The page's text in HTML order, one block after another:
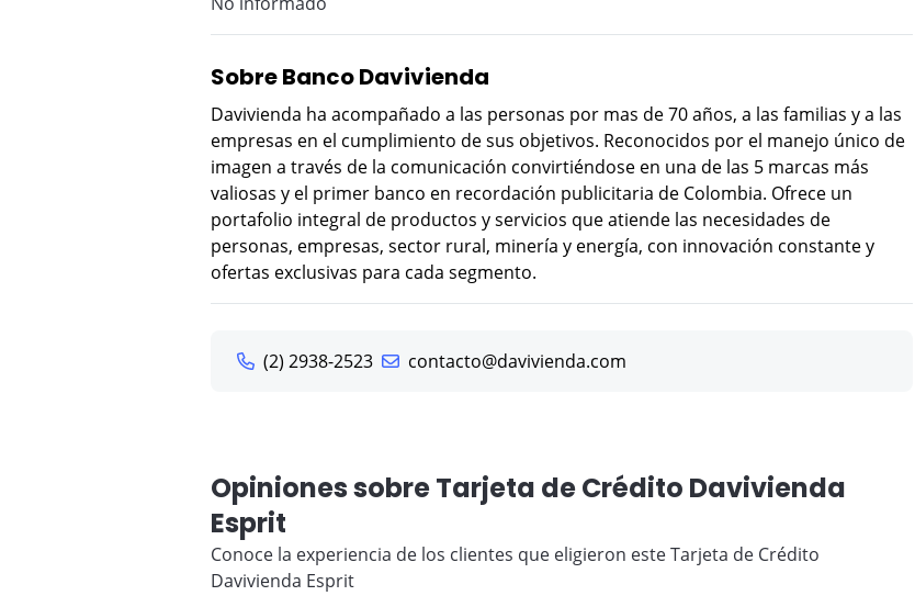
Sobre Banco Davivienda
Davivienda ha acompañado a las personas por mas de 70 años, a las familias y a las
empresas en el cumplimiento de sus objetivos. Reconocidos por el manejo único de
imagen a través de la comunicación convirtiéndose en una de las 5 marcas más
valiosas y el primer banco en recordación publicitaria de Colombia. Ofrece un
portafolio integral de productos y servicios que atiende las necesidades de
personas, empresas, sector rural, minería y energía, con innovación constante y
ofertas exclusivas para cada segmento.
(2) 2938-2523 contacto@davivienda.com
Opiniones sobre Tarjeta de Crédito Davivienda
Esprit
Conoce la experiencia de los clientes que eligieron este Tarjeta de Crédito
Davivienda Esprit